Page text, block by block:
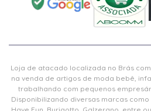
Loja de atacado localizada no Brás
na venda de artigos de moda bebê,
trabalhando com pequenos
Disponibilizando diversas marcas como